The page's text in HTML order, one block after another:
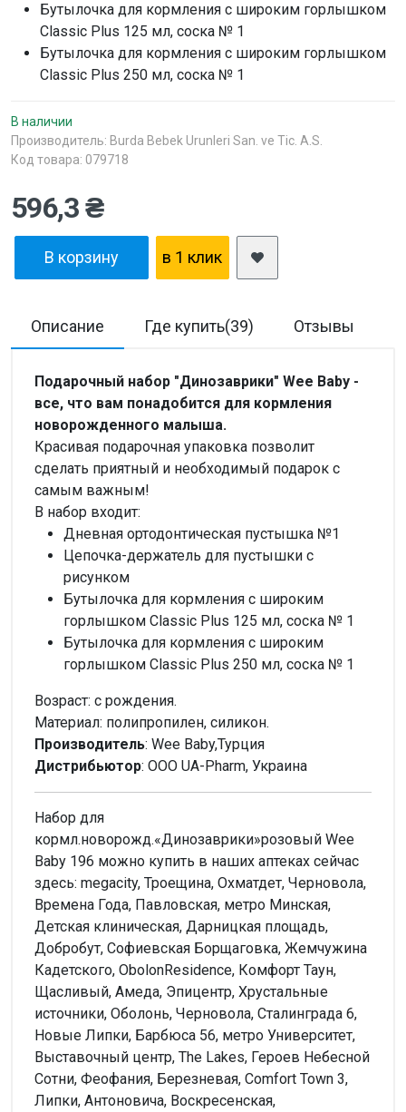
Бутылочка для кормления с широким горлышком
Classic Plus 125 мл, соска № 1
Бутылочка для кормления с широким горлышком
Classic Plus 250 мл, соска № 1
В наличии
Производитель: Burda Bebek Urunleri San. ve Tic. A.S.
Код товара: 079718
596,3 ₴
В корзину в 1 клик
Описание Где купить(39) Отзывы
Подарочный набор "Динозаврики" Wee Baby -
все, что вам понадобится для кормления
новорожденного малыша.
Красивая подарочная упаковка позволит
сделать приятный и необходимый подарок с
самым важным!
В набор входит:
Дневная ортодонтическая пустышка №1
Цепочка-держатель для пустышки с
рисунком
Бутылочка для кормления с широким
горлышком Classic Plus 125 мл, соска № 1
Бутылочка для кормления с широким
горлышком Classic Plus 250 мл, соска № 1
Возраст: с рождения.
Материал: полипропилен, силикон.
Производитель: Wee Baby,Турция
Дистрибьютор: ООО UA-Pharm, Украина
Набор для
кормл.новорожд.«Динозаврики»розовый Wee
Baby 196 можно купить в наших аптеках сейчас
здесь: megacity, Троещина, Охматдет, Черновола,
Времена Года, Павловская, метро Минская,
Детская клиническая, Дарницкая площадь,
Добробут, Софиевская Борщаговка, Жемчужина
Кадетского, ObolonResidence, Комфорт Таун,
Щасливый, Амеда, Эпицентр, Хрустальные
источники, Оболонь, Черновола, Сталинграда 6,
Новые Липки, Барбюса 56, метро Университет,
Выставочный центр, The Lakes, Героев Небесной
Сотни, Феофания, Березневая, Comfort Town 3,
Липки, Антоновича, Воскресенская,